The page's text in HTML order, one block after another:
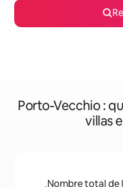
Porto-Vecchio :
villas
Nombre total de